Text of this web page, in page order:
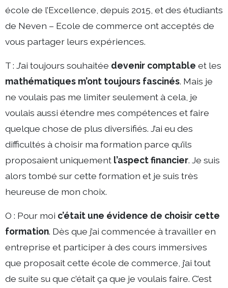
école de l’Excellence, depuis 2015, et des étudiants
de Neven – Ecole de commerce ont acceptés de
vous partager leurs expériences.
T : J’ai toujours souhaitée devenir comptable et les
mathématiques m’ont toujours fascinés. Mais je
ne voulais pas me limiter seulement à cela, je
voulais aussi étendre mes compétences et faire
quelque chose de plus diversifiés. J’ai eu des
difficultés à choisir ma formation parce qu’ils
proposaient uniquement l’aspect financier. Je suis
alors tombé sur cette formation et je suis très
heureuse de mon choix.
O : Pour moi c’était une évidence de choisir cette
formation. Dès que j’ai commencée à travailler en
entreprise et participer à des cours immersives
que proposait cette école de commerce, j’ai tout
de suite su que c’était ça que je voulais faire. C’est